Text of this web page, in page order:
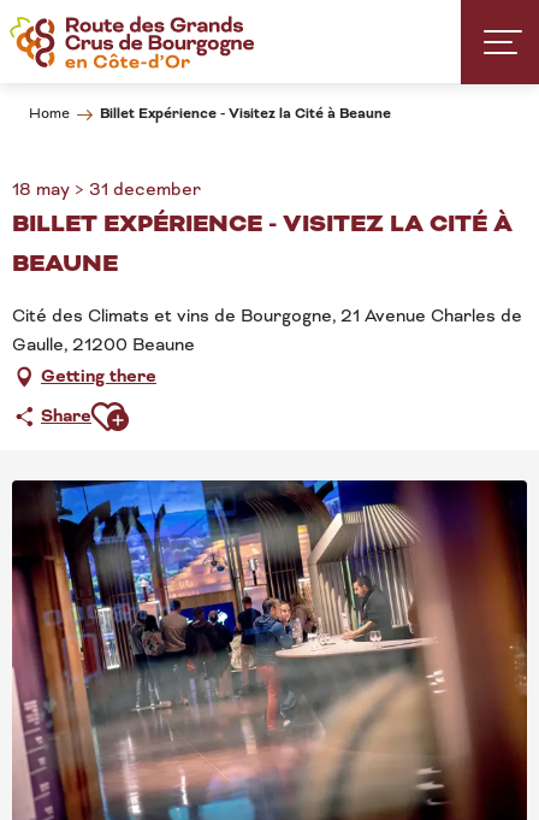
Aller
au
contenu
Home Billet Expérience - Visitez la Cité à Beaune
18 may > 31 december
BILLET EXPÉRIENCE - VISITEZ LA CITÉ À
BEAUNE
Cité des Climats et vins de Bourgogne, 21 Avenue Charles de
Gaulle, 21200 Beaune
Getting there
ShareAjouter aux favoris